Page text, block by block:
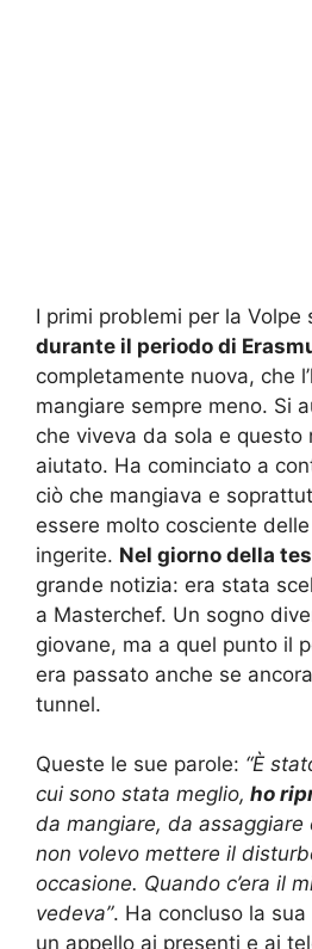
I primi problemi per la Volpe
durante il periodo di
completamente nuova, che
mangiare sempre meno. Si
che viveva da sola e questo
aiutato. Ha cominciato a
ciò che mangiava e
essere molto cosciente
ingerite. Nel giorno della
grande notizia: era stata
a Masterchef. Un sogno
giovane, ma a quel punto il
era passato anche se
tunnel.
Queste le sue parole: “È
cui sono stata meglio, ho
da mangiare, da
non volevo mettere il
occasione. Quando c’era il
vedeva”. Ha concluso la
un appello ai presenti e ai